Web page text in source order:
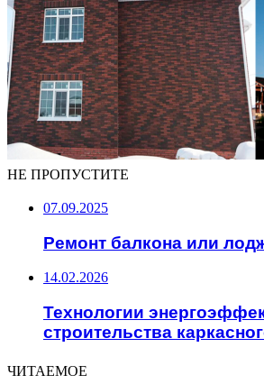
НЕ ПРОПУСТИТЕ
07.09.2025
Ремонт балкона или
14.02.2026
Технологии
строительства
ЧИТАЕМОЕ